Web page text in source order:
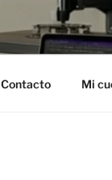
Contacto Mi